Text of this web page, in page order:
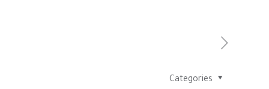
Categories